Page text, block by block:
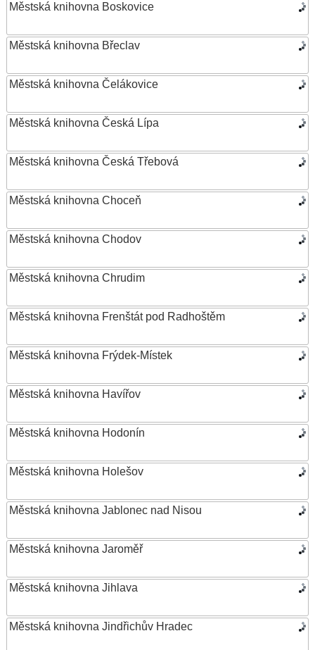
Městská knihovna Boskovice
Městská knihovna Břeclav
Městská knihovna Čelákovice
Městská knihovna Česká Lípa
Městská knihovna Česká Třebová
Městská knihovna Choceň
Městská knihovna Chodov
Městská knihovna Chrudim
Městská knihovna Frenštát pod Radhoštěm
Městská knihovna Frýdek-Místek
Městská knihovna Havířov
Městská knihovna Hodonín
Městská knihovna Holešov
Městská knihovna Jablonec nad Nisou
Městská knihovna Jaroměř
Městská knihovna Jihlava
Městská knihovna Jindřichův Hradec